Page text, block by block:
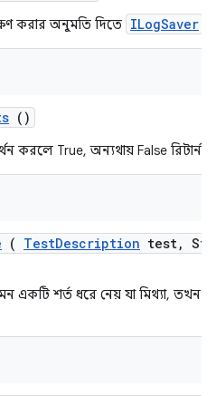
করার অনুমতি দিতে ILogSaver
()
করলে True, অন্যথায় False রিটার্ন
( TestDescription test,
একটি শর্ত ধরে নেয় যা মিথ্যা, তখন